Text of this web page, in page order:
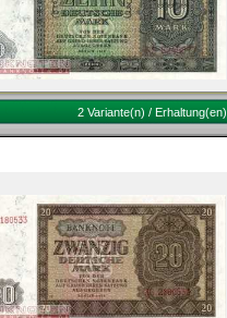
2 Variante(n) / Erhaltung(en)